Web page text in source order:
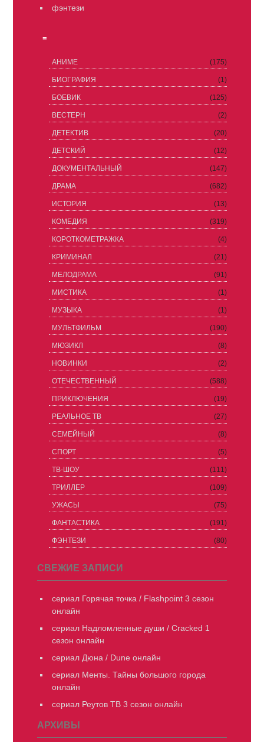
фэнтези
≡
АНИМЕ (175)
БИОГРАФИЯ (1)
БОЕВИК (125)
ВЕСТЕРН (2)
ДЕТЕКТИВ (20)
ДЕТСКИЙ (12)
ДОКУМЕНТАЛЬНЫЙ (147)
ДРАМА (682)
ИСТОРИЯ (13)
КОМЕДИЯ (319)
КОРОТКОМЕТРАЖКА (4)
КРИМИНАЛ (21)
МЕЛОДРАМА (91)
МИСТИКА (1)
МУЗЫКА (1)
МУЛЬТФИЛЬМ (190)
МЮЗИКЛ (8)
НОВИНКИ (2)
ОТЕЧЕСТВЕННЫЙ (588)
ПРИКЛЮЧЕНИЯ (19)
РЕАЛЬНОЕ ТВ (27)
СЕМЕЙНЫЙ (8)
СПОРТ (5)
ТВ-ШОУ (111)
ТРИЛЛЕР (109)
УЖАСЫ (75)
ФАНТАСТИКА (191)
ФЭНТЕЗИ (80)
СВЕЖИЕ ЗАПИСИ
сериал Горячая точка / Flashpoint 3 сезон
онлайн
сериал Надломленные души / Cracked 1
сезон онлайн
сериал Дюна / Dune онлайн
сериал Менты. Тайны большого города
онлайн
сериал Реутов ТВ 3 сезон онлайн
АРХИВЫ